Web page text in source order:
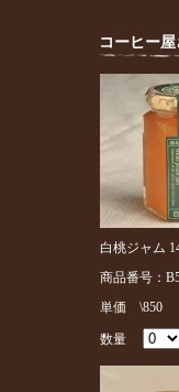
コーヒー
白桃ジャム
商品番号：
単価 \850
数量